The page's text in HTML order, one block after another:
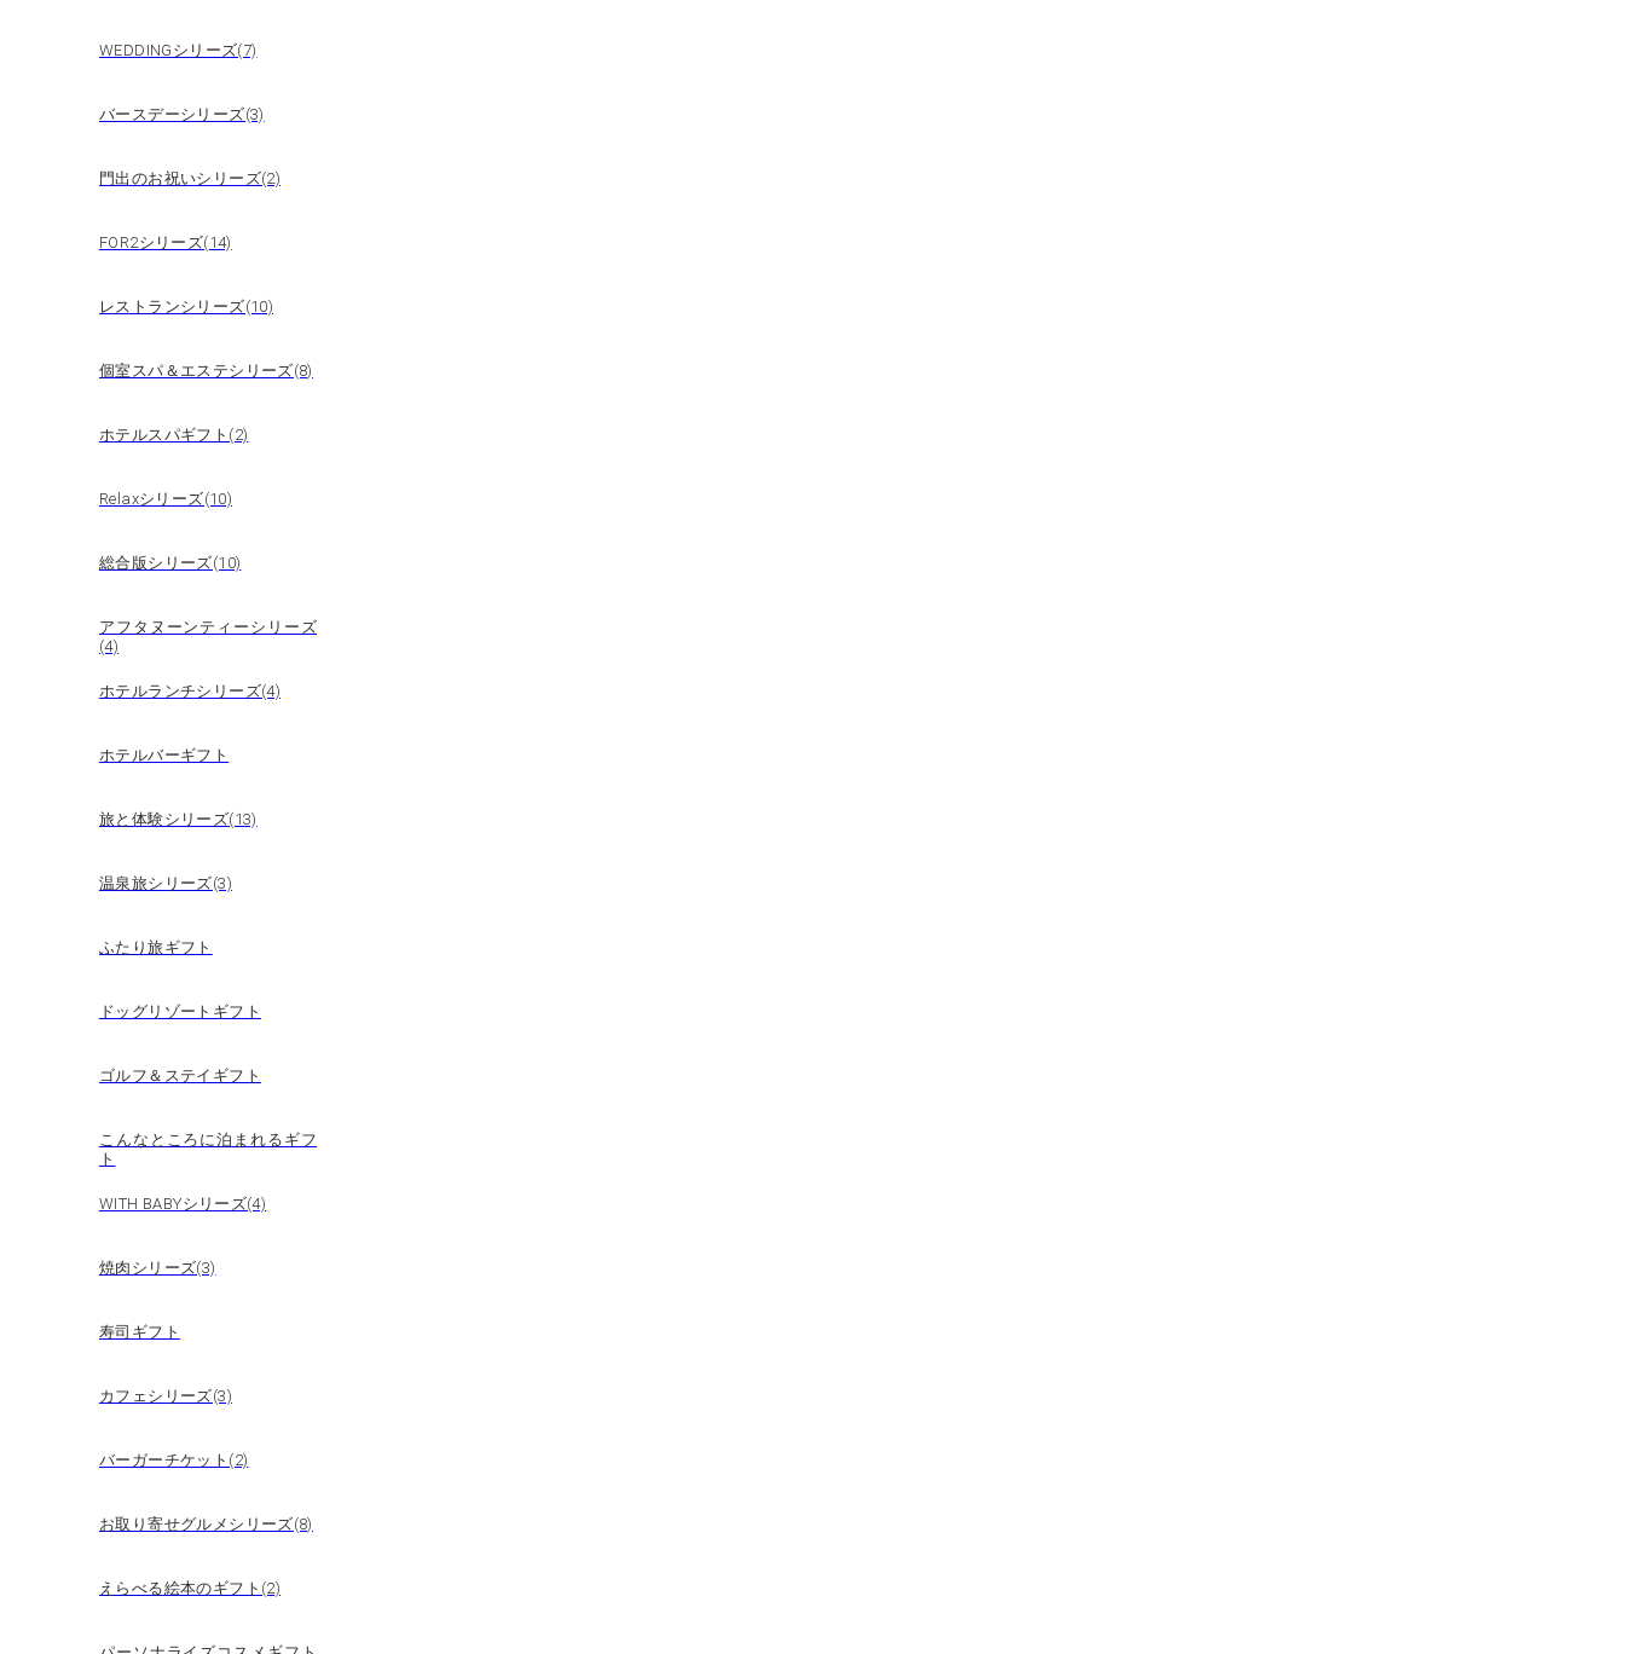
WEDDINGシリーズ(7)
バースデーシリーズ(3)
門出のお祝いシリーズ(2)
FOR2シリーズ(14)
レストランシリーズ(10)
個室スパ＆エステシリーズ(8)
ホテルスパギフト(2)
Relaxシリーズ(10)
総合版シリーズ(10)
アフタヌーンティーシリーズ
(4)
ホテルランチシリーズ(4)
ホテルバーギフト
旅と体験シリーズ(13)
温泉旅シリーズ(3)
ふたり旅ギフト
ドッグリゾートギフト
ゴルフ＆ステイギフト
こんなところに泊まれるギフ
ト
WITH BABYシリーズ(4)
焼肉シリーズ(3)
寿司ギフト
カフェシリーズ(3)
バーガーチケット(2)
お取り寄せグルメシリーズ(8)
えらべる絵本のギフト(2)